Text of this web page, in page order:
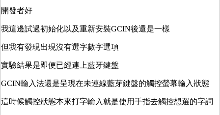
開發者好
我這邊試過初始化以及重新安裝GCIN後還是一樣
但我有發現出現沒有選字數字選項
實驗結果是即便已經連上藍牙鍵盤
GCIN輸入法還是呈現在未連線藍芽鍵盤的觸控螢幕輸入狀態
這時候觸控狀態本來打字輸入就是使用手指去觸控想選的字詞